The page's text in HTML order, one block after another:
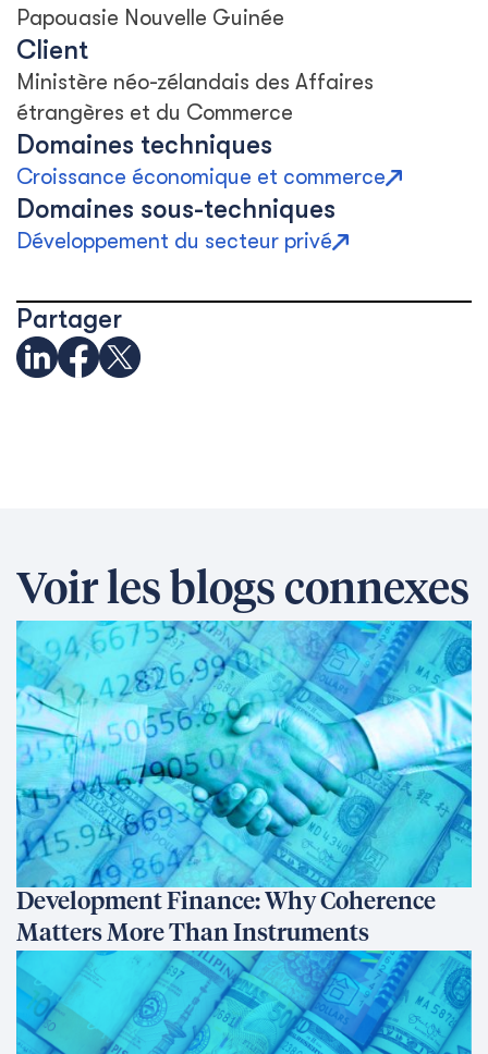
Papouasie Nouvelle Guinée
Client
Ministère néo-zélandais des Affaires
étrangères et du Commerce
Domaines techniques
Croissance économique et commerce
Domaines sous-techniques
Développement du secteur privé
Partager
Voir les blogs connexes
Development Finance: Why Coherence
Matters More Than Instruments